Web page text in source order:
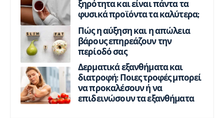
ξηρότητα και είναι πάντα τα
φυσικά προϊόντα τα καλύτερα;
Πώς η αύξηση και η απώλεια
βάρους επηρεάζουν την
περίοδό σας
Δερματικά εξανθήματα και
διατροφή: Ποιες τροφές μπορεί
να προκαλέσουν ή να
επιδεινώσουν τα εξανθήματα